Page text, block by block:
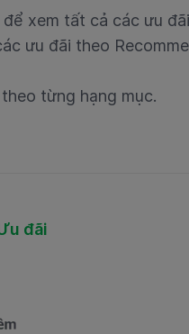
xem tất cả các ưu
ưu đãi theo
từng hạng mục.
đãi